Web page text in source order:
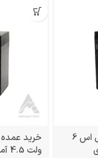
خرید عمده باتری یو پی اس 6
ولت 4.5 آمپر صبا باتری